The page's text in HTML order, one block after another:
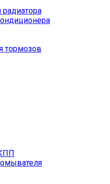
радиатора
тормозов